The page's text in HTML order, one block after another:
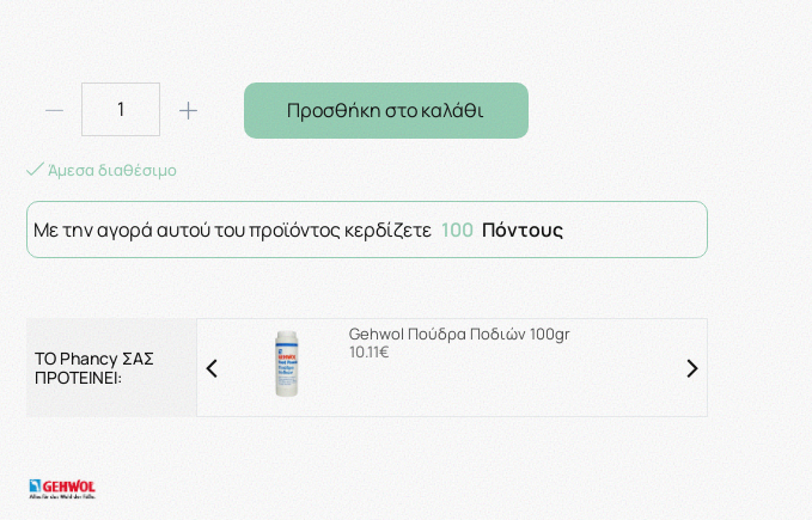
Προσθήκη στο καλάθι
Άμεσα διαθέσιμο
Με την αγορά αυτού του προϊόντος κερδίζετε 100 Πόντους
ΤΟ Phancy ΣΑΣ
ΠΡΟΤΕΙΝΕΙ:
Gehwol Πούδρα Ποδιών 100gr
10.11€